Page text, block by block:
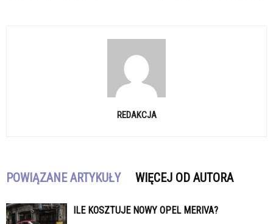
REDAKCJA
POWIĄZANE ARTYKUŁY WIĘCEJ OD AUTORA
ILE KOSZTUJE NOWY OPEL MERIVA?